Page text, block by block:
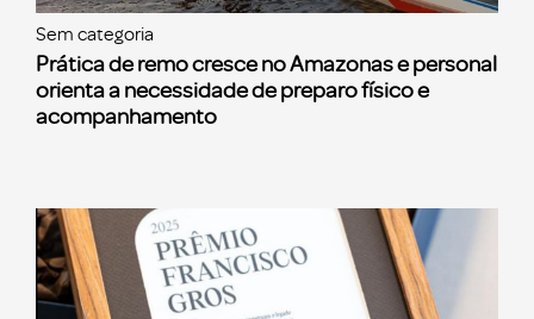
Sem categoria
Prática de remo cresce no Amazonas e personal
orienta a necessidade de preparo físico e
acompanhamento